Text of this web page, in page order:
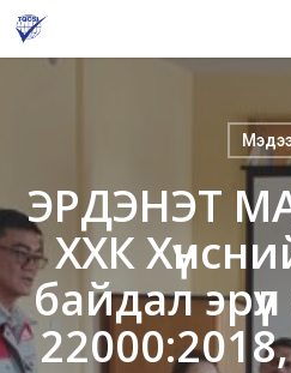
Skip
main
ЭРДЭНЭТ
ХХК
байдал